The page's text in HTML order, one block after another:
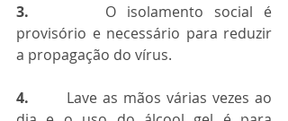
3.
     O isolamento social é
provisório e necessário para reduzir
a propagação do vírus.
4.
      Lave as mãos várias vezes ao